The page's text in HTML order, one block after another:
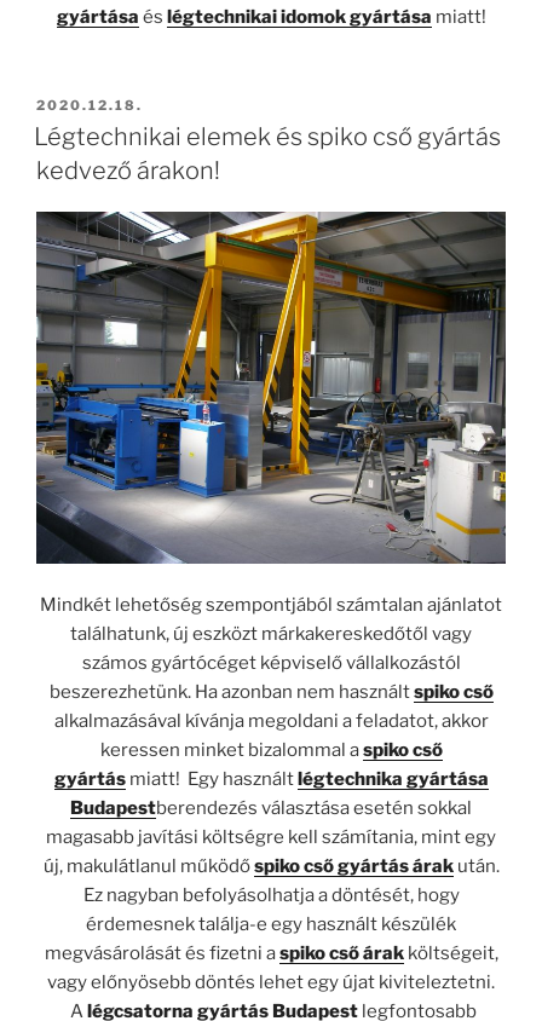
gyártása és légtechnikai idomok gyártása miatt!
BEKÜLDVE:
2020.12.18.
Légtechnikai elemek és spiko cső gyártás
kedvező árakon!
Mindkét lehetőség szempontjából számtalan ajánlatot
találhatunk, új eszközt márkakereskedőtől vagy
számos gyártócéget képviselő vállalkozástól
beszerezhetünk. Ha azonban nem használtspiko cső
alkalmazásával kívánja megoldani a feladatot, akkor
keressen minket bizalommal aspiko cső
gyártásmiatt! Egy használtlégtechnika gyártása
Budapestberendezés választása esetén sokkal
magasabb javítási költségre kell számítania, mint egy
új, makulátlanul működőspiko cső gyártás árakután.
Ez nagyban befolyásolhatja a döntését, hogy
érdemesnek találja-e egy használt készülék
megvásárolását és fizetni aspiko cső árakköltségeit,
vagy előnyösebb döntés lehet egy újat kiviteleztetni.
Alégcsatorna gyártás Budapestlegfontosabb